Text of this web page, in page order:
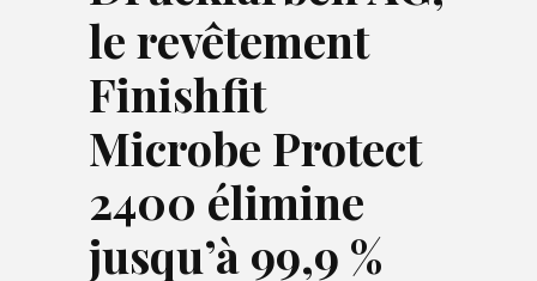
le revêtement
Finishfit
Microbe Protect
2400 élimine
jusqu’à 99,9 %